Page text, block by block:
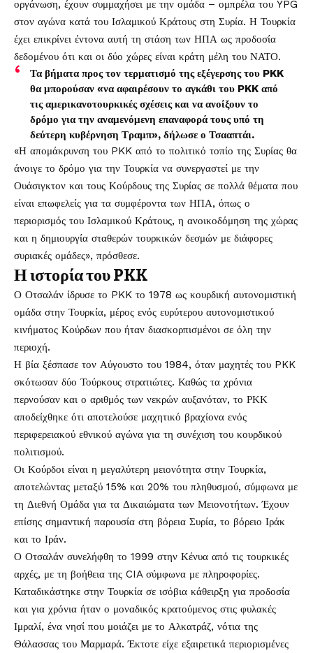
οργάνωση, έχουν συμμαχήσει με την ομάδα – ομπρέλα του YPG
στον αγώνα κατά του Ισλαμικού Κράτους στη Συρία. Η Τουρκία
έχει επικρίνει έντονα αυτή τη στάση των ΗΠΑ ως προδοσία
δεδομένου ότι και οι δύο χώρες είναι κράτη μέλη του ΝΑΤΟ.
Τα βήματα προς τον τερματισμό της εξέγερσης του PKK
θα μπορούσαν «να αφαιρέσουν το αγκάθι του PKK από
τις αμερικανοτουρκικές σχέσεις και να ανοίξουν το
δρόμο για την αναμενόμενη επαναφορά τους υπό τη
δεύτερη κυβέρνηση Τραμπ», δήλωσε ο Τσααπτάι.
«Η απομάκρυνση του PKK από το πολιτικό τοπίο της Συρίας θα
άνοιγε το δρόμο για την Τουρκία να συνεργαστεί με την
Ουάσιγκτον και τους Κούρδους της Συρίας σε πολλά θέματα που
είναι επωφελείς για τα συμφέροντα των ΗΠΑ, όπως ο
περιορισμός του Ισλαμικού Κράτους, η ανοικοδόμηση της χώρας
και η δημιουργία σταθερών τουρκικών δεσμών με διάφορες
συριακές ομάδες», πρόσθεσε.
Η ιστορία του PKK
Ο Οτσαλάν ίδρυσε το PKK το 1978 ως κουρδική αυτονομιστική
ομάδα στην Τουρκία, μέρος ενός ευρύτερου αυτονομιστικού
κινήματος Κούρδων που ήταν διασκορπισμένοι σε όλη την
περιοχή.
Η βία ξέσπασε τον Αύγουστο του 1984, όταν μαχητές του PKK
σκότωσαν δύο Τούρκους στρατιώτες. Καθώς τα χρόνια
περνούσαν και ο αριθμός των νεκρών αυξανόταν, το ΡΚΚ
αποδείχθηκε ότι αποτελούσε μαχητικό βραχίονα ενός
περιφερειακού εθνικού αγώνα για τη συνέχιση του κουρδικού
πολιτισμού.
Οι Κούρδοι είναι η μεγαλύτερη μειονότητα στην Τουρκία,
αποτελώντας μεταξύ 15% και 20% του πληθυσμού, σύμφωνα με
τη Διεθνή Ομάδα για τα Δικαιώματα των Μειονοτήτων. Έχουν
επίσης σημαντική παρουσία στη βόρεια Συρία, το βόρειο Ιράκ
και το Ιράν.
Ο Οτσαλάν συνελήφθη το 1999 στην Κένυα από τις τουρκικές
αρχές, με τη βοήθεια της CIA σύμφωνα με πληροφορίες.
Καταδικάστηκε στην Τουρκία σε ισόβια κάθειρξη για προδοσία
και για χρόνια ήταν ο μοναδικός κρατούμενος στις φυλακές
Ιμραλί, ένα νησί που μοιάζει με το Αλκατράζ, νότια της
Θάλασσας του Μαρμαρά. Έκτοτε είχε εξαιρετικά περιορισμένες